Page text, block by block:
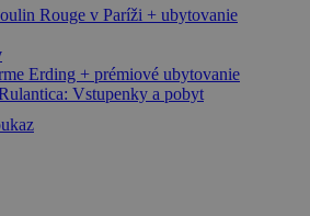
Rouge v Paríži + ubytovanie
Erding + prémiové ubytovanie
Vstupenky a pobyt